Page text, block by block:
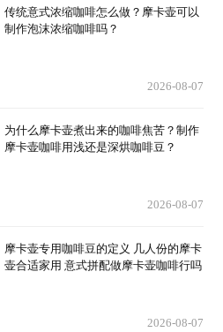
传统意式浓缩咖啡怎么做？摩卡壶可以
制作泡沫浓缩咖啡吗？
2026-08-07
为什么摩卡壶煮出来的咖啡焦苦？制作
摩卡壶咖啡用浅还是深烘咖啡豆？
2026-08-07
摩卡壶专用咖啡豆的定义 几人份的摩卡
壶合适家用 意式拼配做摩卡壶咖啡行吗
2026-08-07